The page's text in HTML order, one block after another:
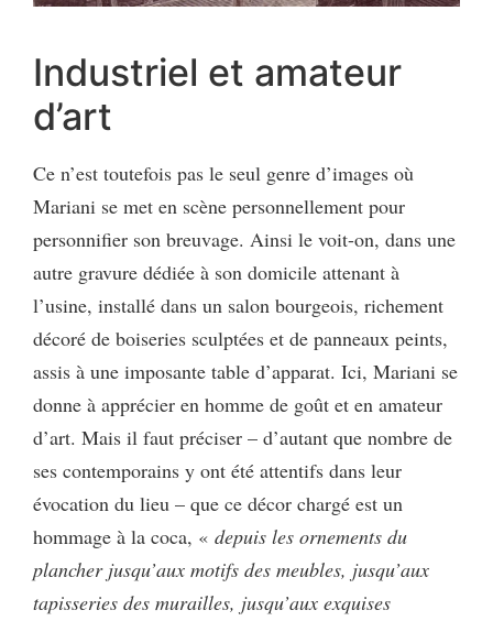
Industriel et amateur
d’art
Ce n’est toutefois pas le seul genre d’images où
Mariani se met en scène personnellement pour
personnifier son breuvage. Ainsi le voit-on, dans une
autre gravure dédiée à son domicile attenant à
l’usine, installé dans un salon bourgeois, richement
décoré de boiseries sculptées et de panneaux peints,
assis à une imposante table d’apparat. Ici, Mariani se
donne à apprécier en homme de goût et en amateur
d’art. Mais il faut préciser – d’autant que nombre de
ses contemporains y ont été attentifs dans leur
évocation du lieu – que ce décor chargé est un
hommage à la coca, « depuis les ornements du
plancher jusqu’aux motifs des meubles, jusqu’aux
tapisseries des murailles, jusqu’aux exquises